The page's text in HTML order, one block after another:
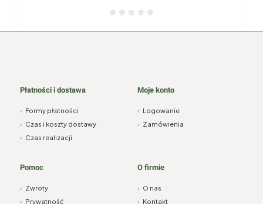
Płatności i dostawa
› Formy płatności
› Czas i koszty dostawy
› Czas realizacji
Moje konto
› Logowanie
› Zamówienia
Pomoc
› Zwroty
› Prywatność
O firmie
› O nas
› Kontakt